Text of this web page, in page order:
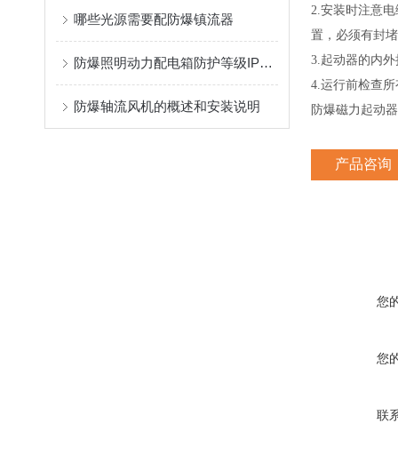
哪些光源需要配防爆镇流器
防爆照明动力配电箱防护等级IP65表示什么意思
防爆轴流风机的概述和安装说明
2.安装时注意
置，必须有封
3.起动器的内
4.运行前检查
防爆磁力起动
产品咨询
您
您
联